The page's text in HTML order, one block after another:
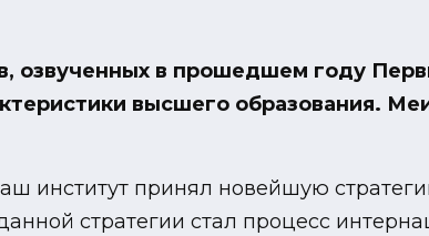
озвученных в прошедшем году
высшего образования.
институт принял новейшую
стратегии стал процесс